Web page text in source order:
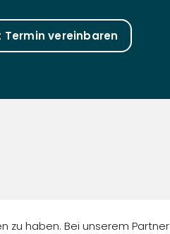
Termin vereinbaren
zu haben. Bei unserem Partner